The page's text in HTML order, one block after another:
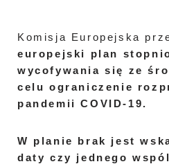
Komisja Europejska
europejski plan
wycofywania się ze
celu ograniczenie
pandemii COVID-19.
W planie brak jest
daty czy jednego